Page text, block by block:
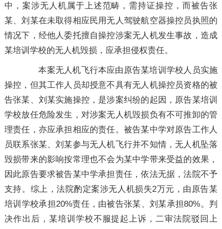
中，案涉无人机属于上述范畴，需持证操控，而被告张
某、刘某在未取得相应民用无人驾驶航空器操控员执照的
情况下，经他人委托擅自操控涉案无人机发生事故，造成
某培训学校的无人机毁损，应承担侵权责任。
本案无人机飞行本应由原告某培训学校人员实施
操控，但其工作人员却授意不具有无人机操控员资格的被
告张某、刘某实施操控，是涉案纠纷的起因，原告某培训
学校放任危险发生，对涉案无人机毁损负有不可推卸的管
理责任，亦应承担相应的责任。被告某中学对原告工作人
员联系张某、刘某参与无人机飞行并不知情，无人机坠落
毁损带来的影响按常理也不会为某中学带来受益的效果，
因此原告要求被告某中学承担责任，依法无据，法院不予
支持。综上，法院酌定案涉无人机损失2万元，由原告某
培训学校承担20%责任，由被告张某、刘某承担80%。判
决作出后，某培训学校不服提起上诉，二审法院驳回上